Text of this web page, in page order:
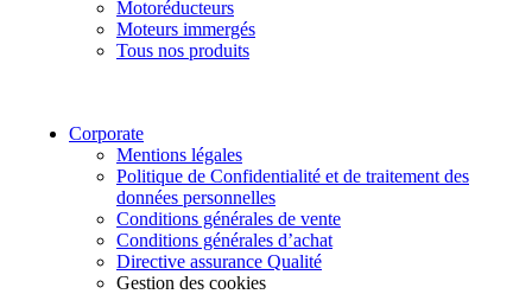
Motoréducteurs
Moteurs immergés
Tous nos produits
Corporate
Mentions légales
Politique de Confidentialité et de traitement des
données personnelles
Conditions générales de vente
Conditions générales d’achat
Directive assurance Qualité
Gestion des cookies